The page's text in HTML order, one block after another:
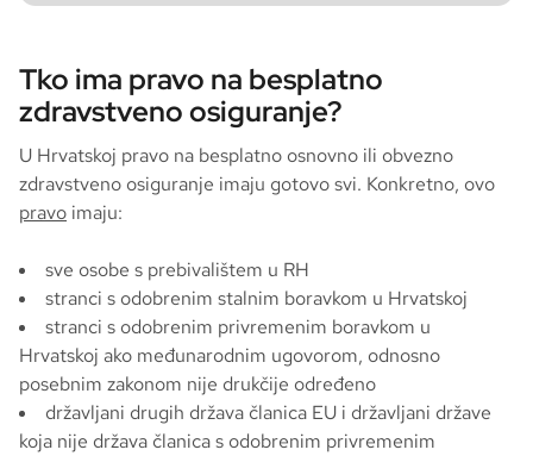
Tko ima pravo na besplatno
zdravstveno osiguranje?
U Hrvatskoj pravo na besplatno osnovno ili obvezno
zdravstveno osiguranje imaju gotovo svi. Konkretno, ovo
pravo imaju:
sve osobe s prebivalištem u RH
stranci s odobrenim stalnim boravkom u Hrvatskoj
stranci s odobrenim privremenim boravkom u
Hrvatskoj ako međunarodnim ugovorom, odnosno
posebnim zakonom nije drukčije određeno
državljani drugih država članica EU i državljani države
koja nije država članica s odobrenim privremenim